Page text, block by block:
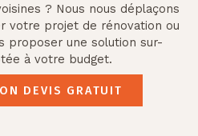
? Nous nous déplaçons
votre projet de rénovation ou
proposer une solution sur-
à votre budget.
DEVIS GRATUIT